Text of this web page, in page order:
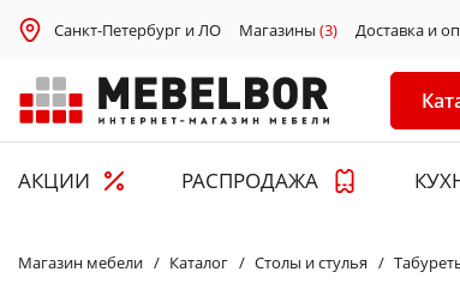
Санкт-Петербург и ЛО Магазины (3) Доставка и
АКЦИИ РАСПРОДАЖА
Магазин мебели Каталог Столы и стулья